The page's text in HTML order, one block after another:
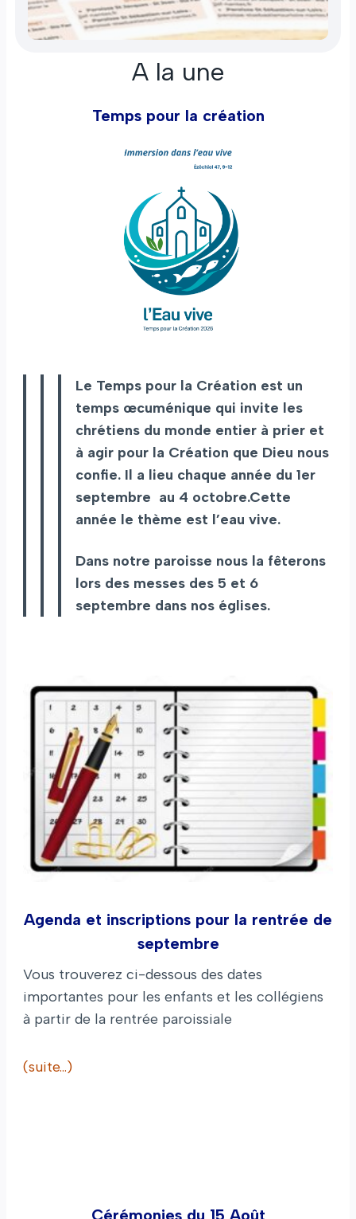
A la une
Temps pour la création
Le Temps pour la Création est un
temps œcuménique qui invite les
chrétiens du monde entier à prier et
à agir pour la Création que Dieu nous
confie. Il a lieu chaque année du 1er
septembre au 4 octobre.Cette
année le thème est l’eau vive.
Dans notre paroisse nous la fêterons
lors des messes des 5 et 6
septembre dans nos églises.
Agenda et inscriptions pour la rentrée de
septembre
Vous trouverez ci-dessous des dates
importantes pour les enfants et les collégiens
à partir de la rentrée paroissiale
(suite…)